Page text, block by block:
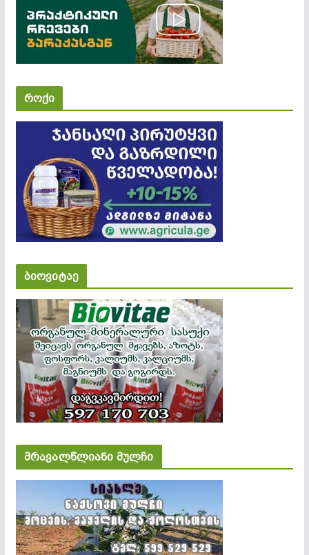
როქი
ბიოვიტაე
მრავალწლიანი მულჩი